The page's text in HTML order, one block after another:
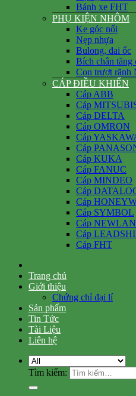
Bánh xe FHT
PHỤ KIỆN NHÔM
Ke góc nổi
Nẹp nhựa
Bulong, đai ốc
Bích chân tăng
Con trượt rãnh
CÁP ĐIỀU KHIỂN
Cáp ABB
Cáp
Cáp DELTA
Cáp OMRON
Cáp
Cáp
Cáp KUKA
Cáp FANUC
Cáp MINDEO
Cáp
Cáp
Cáp SYMBOL
Cáp
Cáp
Cáp FHT
Trang chủ
Giới thiệu
Chứng chỉ đại lí
Sản phẩm
Tin Tức
Tài Liệu
Liên hệ
Tìm kiếm: